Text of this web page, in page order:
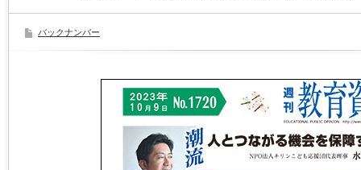
バックナンバー